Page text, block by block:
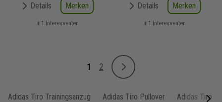
Details Merken
+ 1 Interessenten
Details Merken
+ 1 Interessenten
Sie lesen gerade Seite
1
Seite
2
Weiter
Adidas Tiro Trainingsanzug Adidas Tiro Pullover
Adidas Tiro